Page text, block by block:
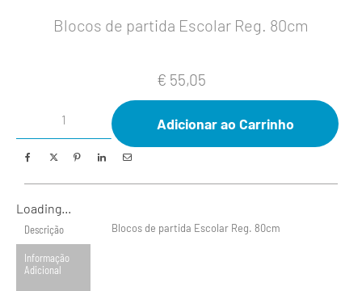
Blocos de partida Escolar Reg. 80cm
€ 55,05
Adicionar ao Carrinho
Loading...
Descrição
Informação
Adicional
Blocos de partida Escolar Reg. 80cm